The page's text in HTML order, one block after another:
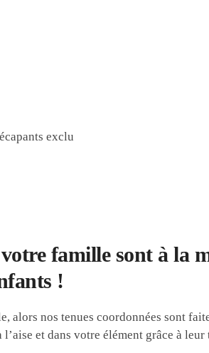
exclu
famille sont à la
!
alors nos tenues coordonnées sont
et dans votre élément grâce à leur